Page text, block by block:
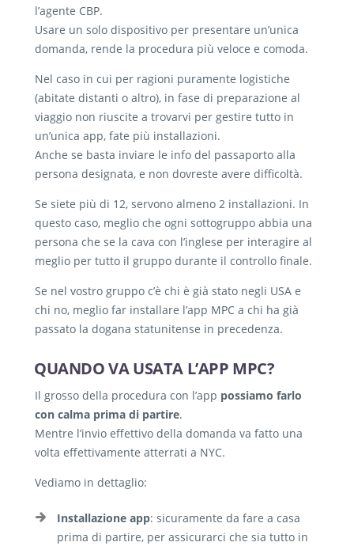
l’agente CBP.
Usare un solo dispositivo per presentare un’unica
domanda, rende la procedura più veloce e comoda.
Nel caso in cui per ragioni puramente logistiche
(abitate distanti o altro), in fase di preparazione al
viaggio non riuscite a trovarvi per gestire tutto in
un’unica app, fate più installazioni.
Anche se basta inviare le info del passaporto alla
persona designata, e non dovreste avere difficoltà.
Se siete più di 12, servono almeno 2 installazioni. In
questo caso, meglio che ogni sottogruppo abbia una
persona che se la cava con l’inglese per interagire al
meglio per tutto il gruppo durante il controllo finale.
Se nel vostro gruppo c’è chi è già stato negli USA e
chi no, meglio far installare l’app MPC a chi ha già
passato la dogana statunitense in precedenza.
QUANDO VA USATA L’APP MPC?
Il grosso della procedura con l’app possiamo farlo
con calma prima di partire.
Mentre l’invio effettivo della domanda va fatto una
volta effettivamente atterrati a NYC.
Vediamo in dettaglio:
Installazione app: sicuramente da fare a casa
prima di partire, per assicurarci che sia tutto in